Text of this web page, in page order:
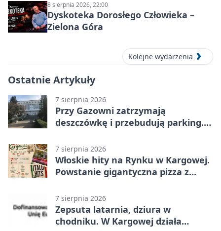
8 sierpnia 2026, 22:00
Dyskoteka Dorosłego Człowieka –
Zielona Góra
Kolejne wydarzenia
Ostatnie Artykuły
7 sierpnia 2026
Przy Gazowni zatrzymają
deszczówkę i przebudują parking.
7 sierpnia 2026
Włoskie hity na Rynku w Kargowej.
Powstanie gigantyczna pizza z
7 sierpnia 2026
Zepsuta latarnia, dziura w
chodniku. W Kargowej działa